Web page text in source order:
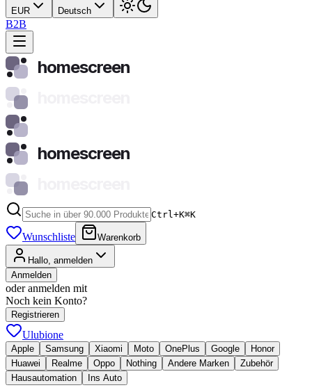
EUR Deutsch
B2B
homescreen
homescreen
Ctrl+K⌘K
Wunschliste Warenkorb
Hallo, anmelden
Anmelden
oder anmelden mit
Noch kein Konto?
Registrieren
Ulubione
Apple Samsung Xiaomi Moto OnePlus Google
Honor
Huawei
Realme Oppo Nothing Andere Marken
Zubehör
Hausautomation
Ins Auto